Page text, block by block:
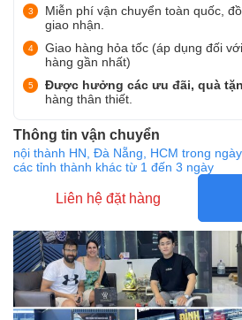
Miễn phí vận chuyển toàn quốc,
giao nhận.
Giao hàng hỏa tốc (áp dụng đối
hàng gần nhất)
Được hưởng các ưu đãi, quà
hàng thân thiết.
Thông tin vận chuyển
nội thành HN, Đà Nẵng, HCM trong ngày,
các tỉnh thành khác từ 1 đến 3 ngày
Liên hệ đặt hàng